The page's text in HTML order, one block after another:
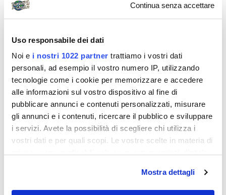
Continua senza accettare
Uso responsabile dei dati
Noi e i nostri 1022 partner trattiamo i vostri dati
personali, ad esempio il vostro numero IP, utilizzando
tecnologie come i cookie per memorizzare e accedere
alle informazioni sul vostro dispositivo al fine di
pubblicare annunci e contenuti personalizzati, misurare
gli annunci e i contenuti, ricercare il pubblico e sviluppare
i servizi. Avete la possibilità di scegliere chi utilizza i
vostri dati e per quali scopi. Le vostre scelte in materia di
modificare o revocare il proprio consenso in qualsiasi
momento dalla Dichiarazione sui cookie o facendo clic
Mostra dettagli
Diari di viaggio
Magia Australiana
Questo racconto non potrà mai trasmettere in